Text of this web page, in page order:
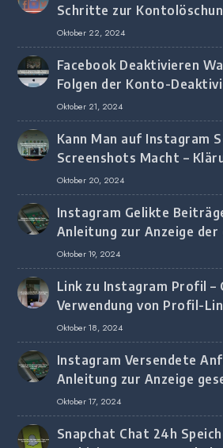
Schritte zur
Browser
Oktober 22, 2024
Facebook Deaktivieren
Folgen der Konto-
Oktober 21, 2024
Kann Man auf Instagram
Screenshots Macht –
Screenshot-Erkennung
Oktober 20, 2024
Instagram Gelikte
Anleitung zur Anzeige der
Oktober 19, 2024
Link zu Instagram Profil –
Verwendung von Profil-
Oktober 18, 2024
Instagram Versendete
Anleitung zur Anzeige
Oktober 17, 2024
Snapchat Chat 24h